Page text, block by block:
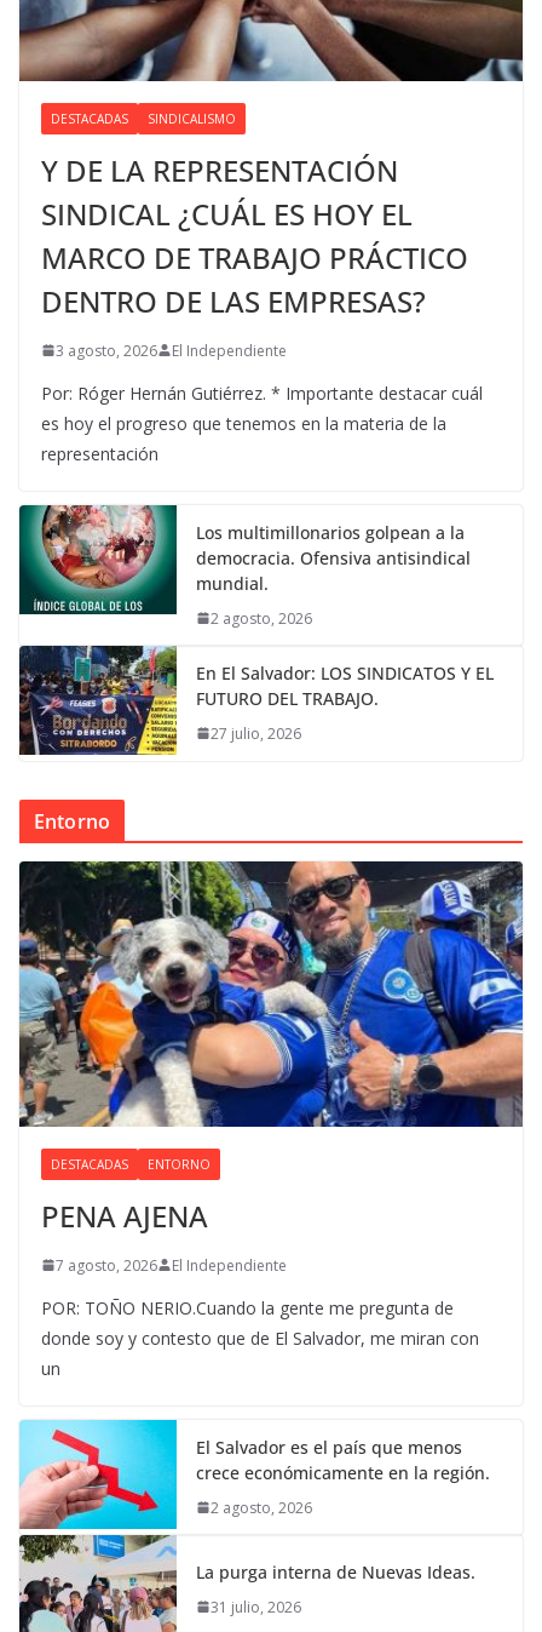
DESTACADAS SINDICALISMO
Y DE LA REPRESENTACIÓN
SINDICAL ¿CUÁL ES HOY EL
MARCO DE TRABAJO PRÁCTICO
DENTRO DE LAS EMPRESAS?
3 agosto, 2026 El Independiente
Por: Róger Hernán Gutiérrez. * Importante destacar cuál
es hoy el progreso que tenemos en la materia de la
representación
Los multimillonarios golpean a la
democracia. Ofensiva antisindical
mundial.
2 agosto, 2026
En El Salvador: LOS SINDICATOS Y EL
FUTURO DEL TRABAJO.
27 julio, 2026
Entorno
DESTACADAS ENTORNO
PENA AJENA
7 agosto, 2026 El Independiente
POR: TOÑO NERIO.Cuando la gente me pregunta de
donde soy y contesto que de El Salvador, me miran con
un
El Salvador es el país que menos
crece económicamente en la región.
2 agosto, 2026
La purga interna de Nuevas Ideas.
31 julio, 2026